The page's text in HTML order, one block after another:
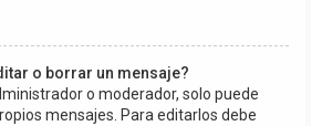
o borrar un mensaje?
o moderador, solo puede
mensajes. Para editarlos debe